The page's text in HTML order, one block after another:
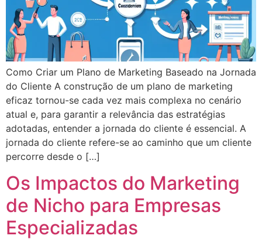
Como Criar um Plano de Marketing Baseado na Jornada
do Cliente A construção de um plano de marketing
eficaz tornou-se cada vez mais complexa no cenário
atual e, para garantir a relevância das estratégias
adotadas, entender a jornada do cliente é essencial. A
jornada do cliente refere-se ao caminho que um cliente
percorre desde o […]
Os Impactos do Marketing
de Nicho para Empresas
Especializadas